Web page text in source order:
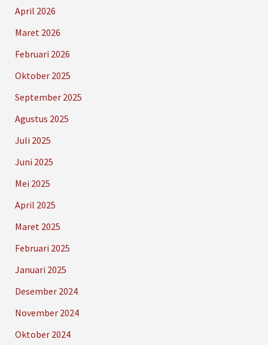
April 2026
Maret 2026
Februari 2026
Oktober 2025
September 2025
Agustus 2025
Juli 2025
Juni 2025
Mei 2025
April 2025
Maret 2025
Februari 2025
Januari 2025
Desember 2024
November 2024
Oktober 2024